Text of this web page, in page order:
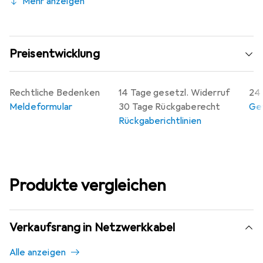
Preisentwicklung
14 Tage gesetzl. Widerruf
30 Tage Rückgaberecht
Rückgaberichtlinien
24
Rechtliche Bedenken
Meldeformular
Produkte vergleichen
Verkaufsrang in Netzwerkkabel
Alle anzeigen